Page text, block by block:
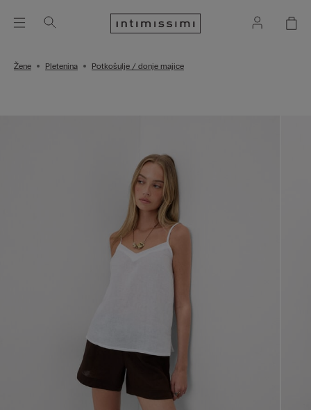
Žene Pletenina Potkošulje / donje majice